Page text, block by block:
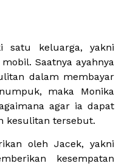
satu keluarga, yakni
Saatnya ayahnya
dalam membayar
maka Monika
agar ia dapat
kesulitan tersebut.
oleh Jacek, yakni
kesempatan